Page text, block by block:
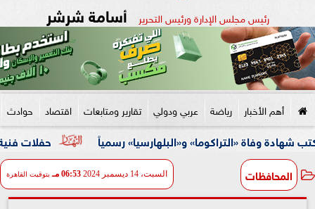
رئيس مجلس الإدارة ورئيس التحرير أسامة شرشر
أهم الأخبار رياضة عربي ودولي تقارير ومتابعات اقتصاد حوادث
حفلات فنية وأنشطة و«البلهارسيا» رسمياً
المحافظات السبت، 14 ديسمبر 2024 06:53 مـ بتوقيت القاهرة